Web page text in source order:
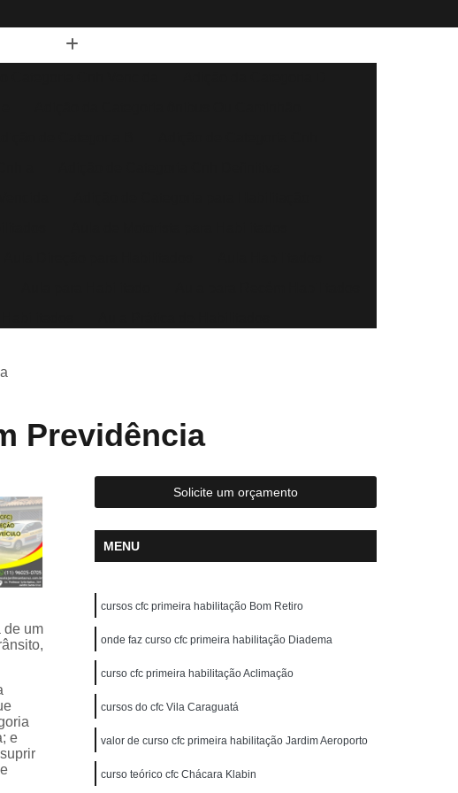
Aula de Direção Automóvel
Pratica
Aula de Direção em Carros
Aulas de Direção para Habilitados
Auto Escola para Carteira a
Auto Escola para Cnh
Auto Escola para Fazer Reciclagem
Auto Escola para Idosos
Auto Escola para Primeira Habilitação
Auto Escola para Renovação de CNH
Carteira de Motorista Auto Escola
B
Carteira de Motorista Categoria D
Caminhão
Carteira de Motorista de Moto
Carteira de Motorista Definitiva
Previdência
de um
e
Solicite um orçamento
MENU
cursos cfc primeira habilitação Bom Retiro
onde faz curso cfc primeira habilitação Diadema
curso cfc primeira habilitação Aclimação
cursos do cfc Vila Caraguatá
valor de curso cfc primeira habilitação Jardim Aeroporto
curso teórico cfc Chácara Klabin